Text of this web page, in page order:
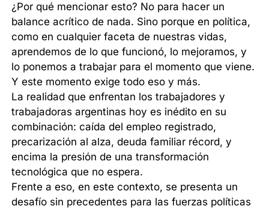
¿Por qué mencionar esto? No para hacer un
balance acrítico de nada. Sino porque en política,
como en cualquier faceta de nuestras vidas,
aprendemos de lo que funcionó, lo mejoramos, y
lo ponemos a trabajar para el momento que viene.
Y este momento exige todo eso y más.
La realidad que enfrentan los trabajadores y
trabajadoras argentinas hoy es inédito en su
combinación: caída del empleo registrado,
precarización al alza, deuda familiar récord, y
encima la presión de una transformación
tecnológica que no espera.
Frente a eso, en este contexto, se presenta un
desafío sin precedentes para las fuerzas políticas